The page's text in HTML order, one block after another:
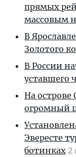
прямых
массовым
В
Золотого
В России
уставшего
На острове
огромный
Эвересте
ботинках 2